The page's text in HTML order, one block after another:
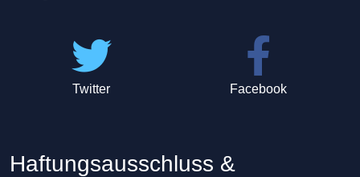
Twitter Facebook
Haftungsausschluss &